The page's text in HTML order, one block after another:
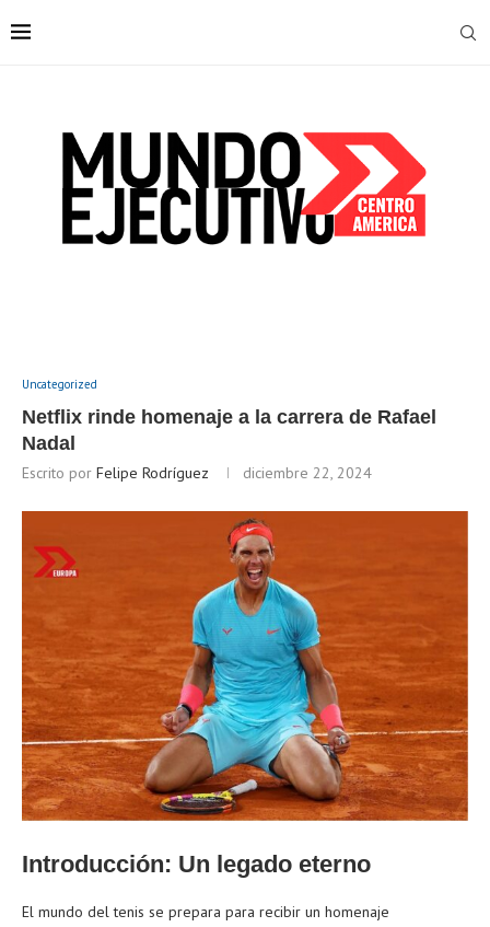
Uncategorized
Netflix rinde homenaje a la carrera de Rafael
Nadal
Escrito por Felipe Rodríguez diciembre 22, 2024
Introducción: Un legado eterno
El mundo del tenis se prepara para recibir un homenaje